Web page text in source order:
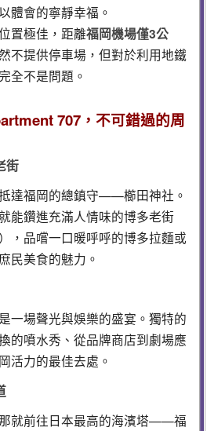
體會的寧靜幸福。
置極佳，距離福岡機場僅3公
不提供停車場，但對於利用地鐵
全不是問題。
707，不可錯過的周
街
達福岡的總鎮守——櫛田神社。
能鑽進充滿人情味的博多老街
，品嚐一口暖呼呼的博多拉麵或
民美食的魅力。
一場聲光與娛樂的盛宴。獨特的
的噴水秀、從品牌商店到劇場應
活力的最佳去處。
就前往日本最高的海濱塔——福